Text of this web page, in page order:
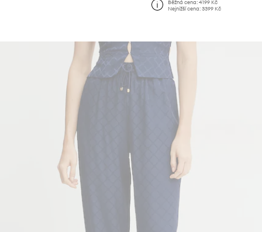
Běžná cena: 4199 Kč
Nejnižší cena: 3399 Kč